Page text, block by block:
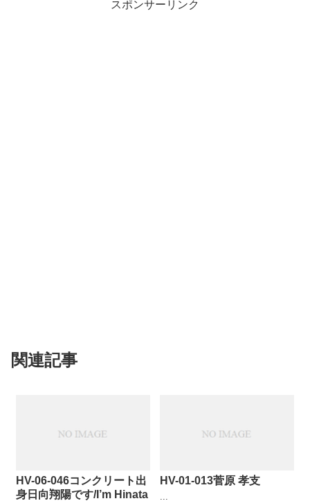
スポンサーリンク
関連記事
HV-06-046コンクリート出
身日向翔陽です/I’m Hinata
HV-01-013菅原 孝支